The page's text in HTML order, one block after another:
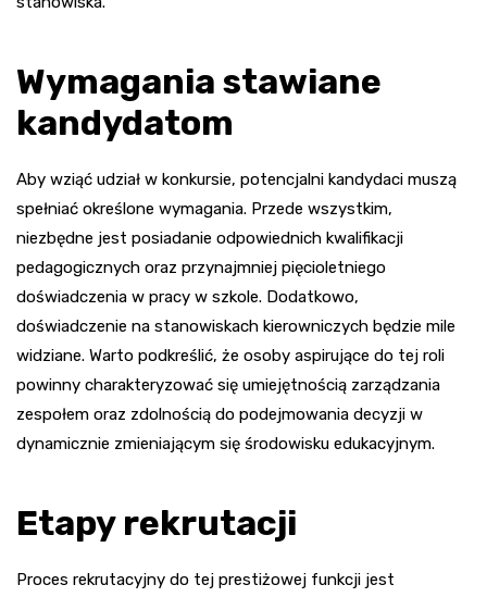
Wymagania stawiane
kandydatom
Aby wziąć udział w konkursie, potencjalni kandydaci muszą
spełniać określone wymagania. Przede wszystkim,
niezbędne jest posiadanie odpowiednich kwalifikacji
pedagogicznych oraz przynajmniej pięcioletniego
doświadczenia w pracy w szkole. Dodatkowo,
doświadczenie na stanowiskach kierowniczych będzie mile
widziane. Warto podkreślić, że osoby aspirujące do tej roli
powinny charakteryzować się umiejętnością zarządzania
zespołem oraz zdolnością do podejmowania decyzji w
dynamicznie zmieniającym się środowisku edukacyjnym.
Etapy rekrutacji
Proces rekrutacyjny do tej prestiżowej funkcji jest